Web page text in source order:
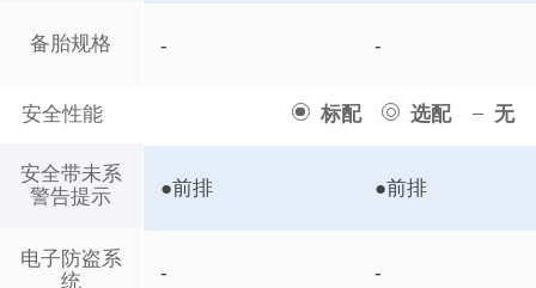
备胎规格
安全性能 标配 选配 无
安全带未系
警告提示
电子防盗系
统
- -
●前排 ●前排
- -